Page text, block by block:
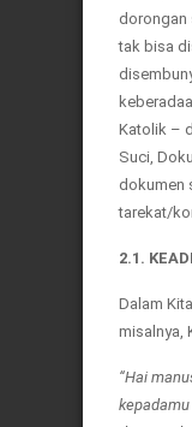
dorongan
tak bisa
Katolik –
Suci,
dokumen
tarekat/
2.1.
Dalam
misalnya,
“Hai
kepadamu